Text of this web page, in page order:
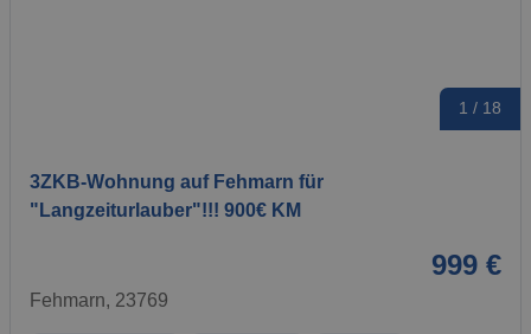
1 / 18
3ZKB-Wohnung auf Fehmarn für
"Langzeiturlauber"!!! 900€ KM
999 €
Fehmarn, 23769